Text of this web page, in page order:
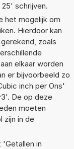
schrijven.
het mogelijk om
Hierdoor kan
zoals
elkaar worden
er bijvoorbeeld zo
inch per Ons'
De op deze
moeten
zijn in de
'Getallen in